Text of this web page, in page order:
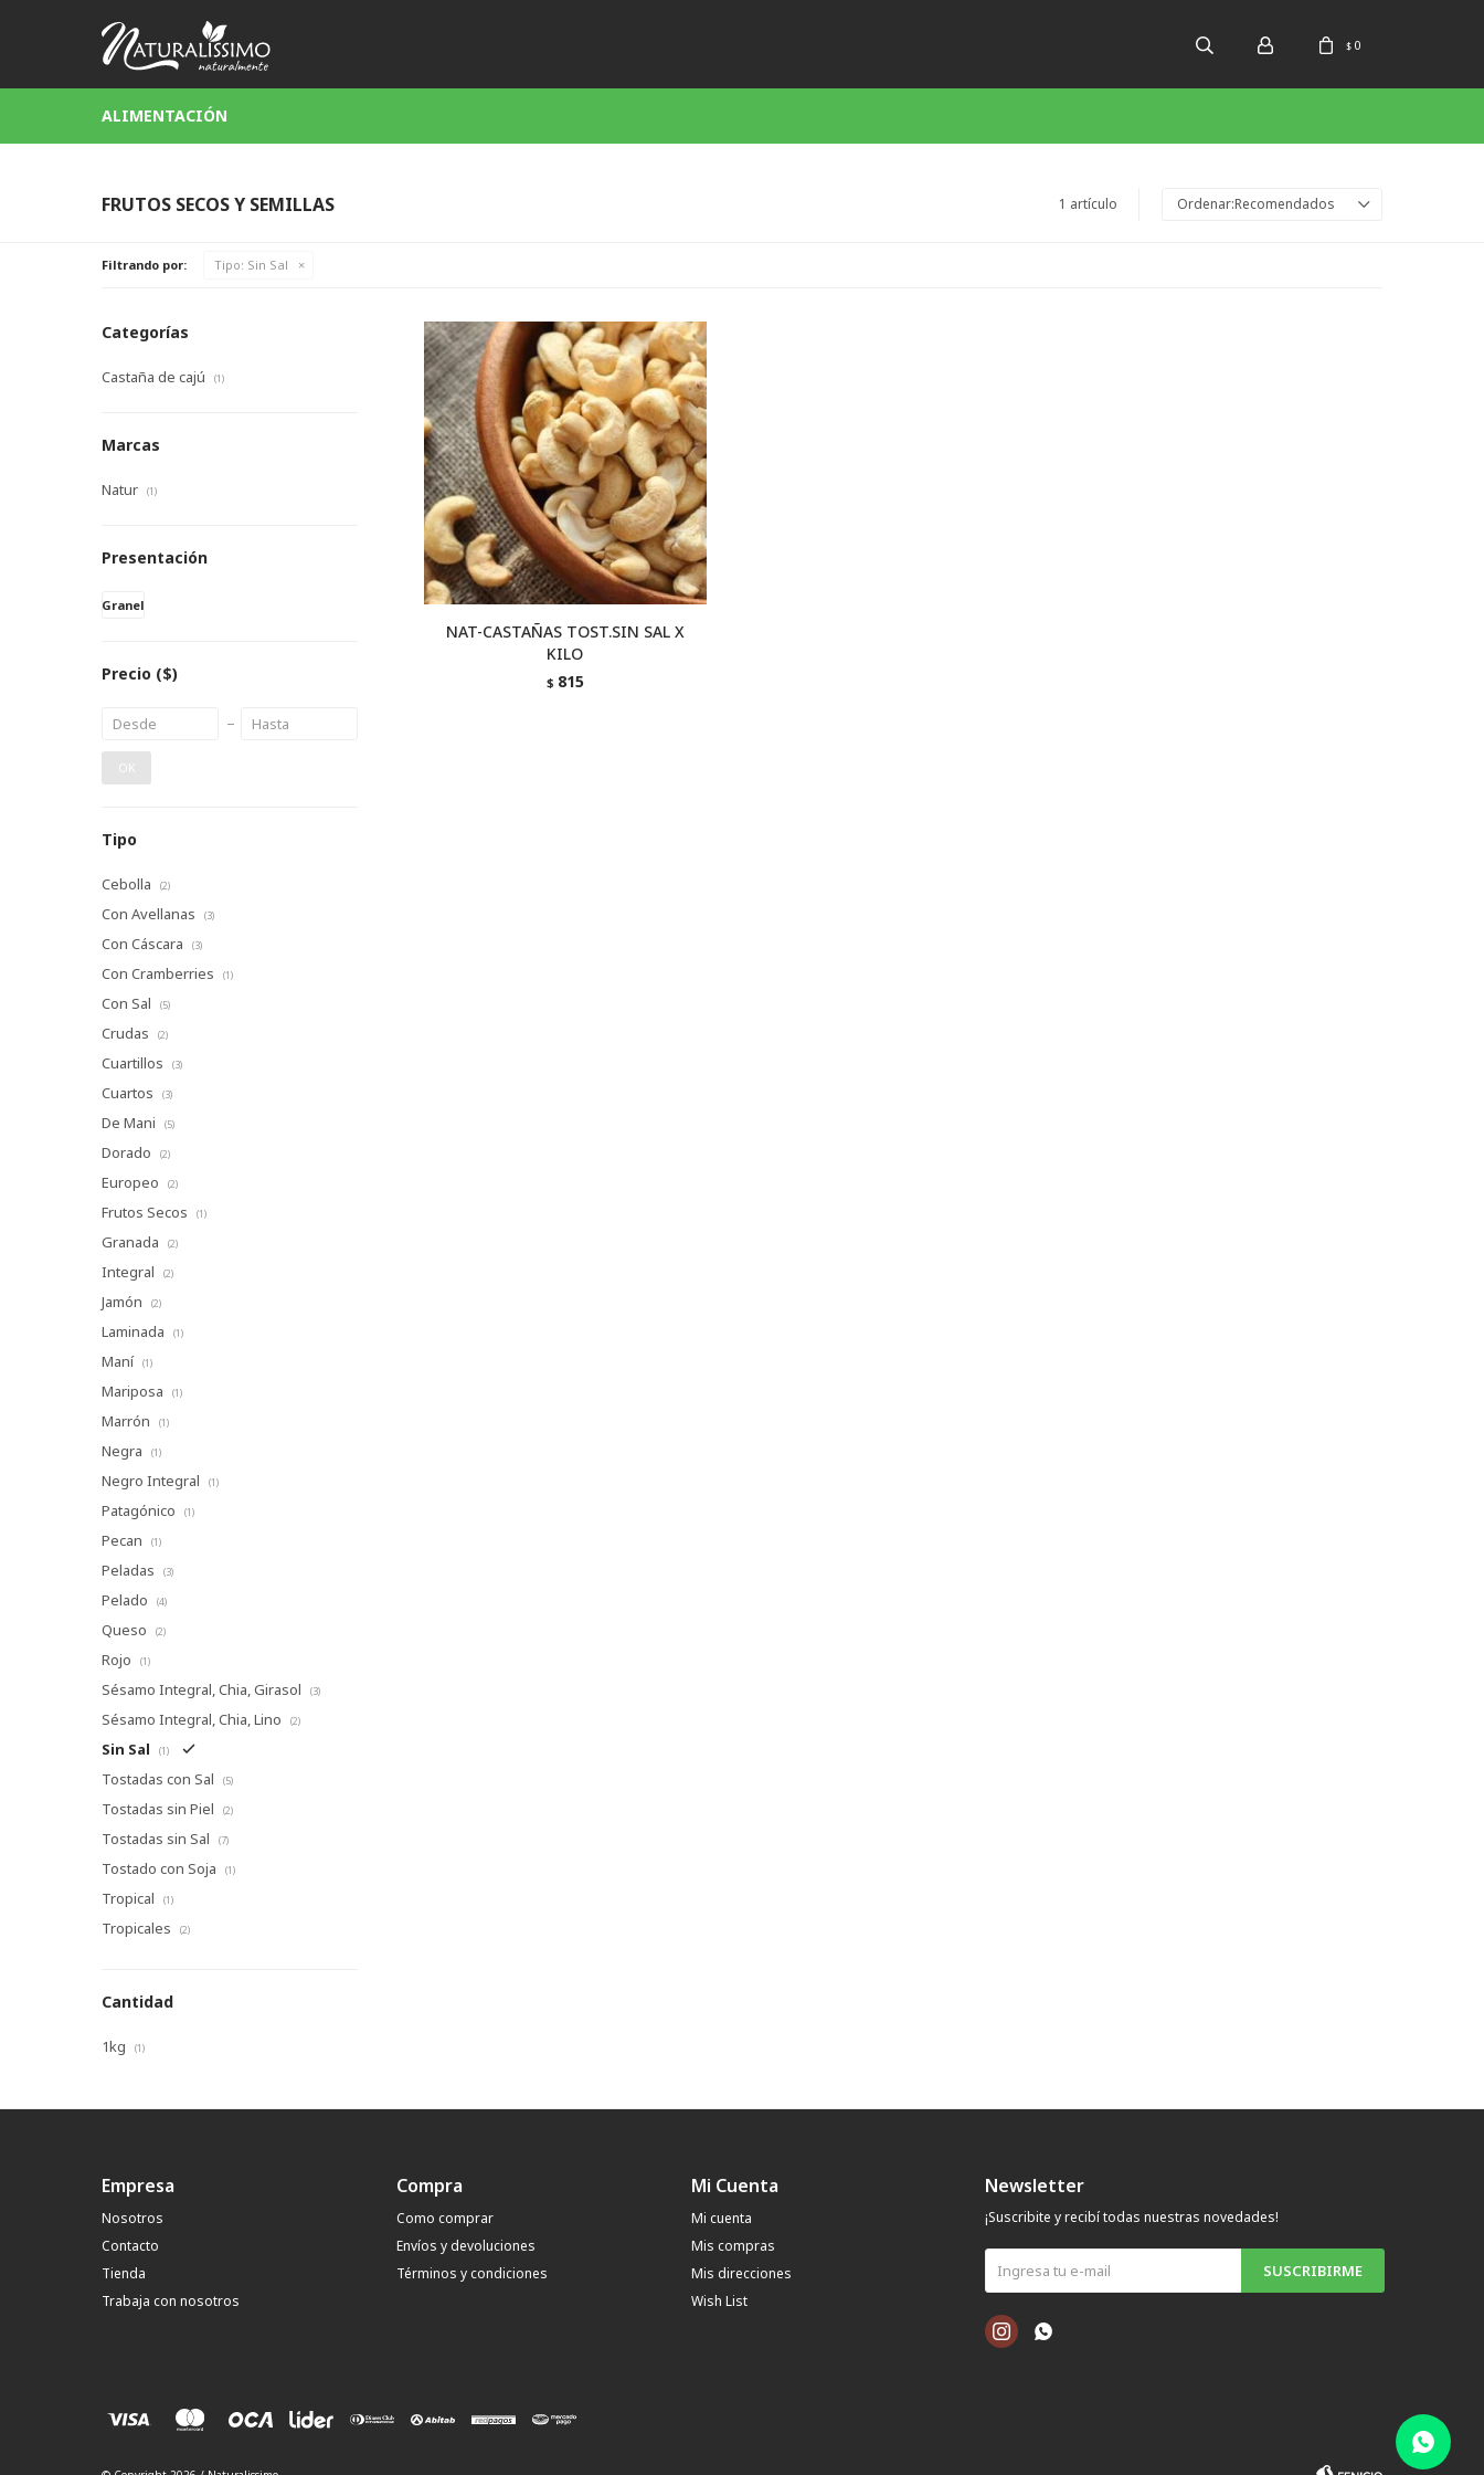
ALIMENTACIÓN
$ 0
FRUTOS SECOS Y SEMILLAS 1 artículo Recomendados
Filtrando por: Tipo: Sin Sal
NAT-CASTAÑAS TOST.SIN SAL X
KILO
$ 815
Categorías
Castaña de cajú (1)
Marcas
Natur (1)
Presentación
Granel
Precio ($)
OK
Tipo
Cebolla (2)
Con Avellanas (3)
Con Cáscara (3)
Con Cramberries (1)
Con Sal (5)
Crudas (2)
Cuartillos (3)
Cuartos (3)
De Mani (5)
Dorado (2)
Europeo (2)
Frutos Secos (1)
Granada (2)
Integral (2)
Jamón (2)
Laminada (1)
Maní (1)
Mariposa (1)
Marrón (1)
Negra (1)
Negro Integral (1)
Patagónico (1)
Pecan (1)
Peladas (3)
Pelado (4)
Queso (2)
Rojo (1)
Sésamo Integral, Chia, Girasol (3)
Sésamo Integral, Chia, Lino (2)
Sin Sal (1)
Tostadas con Sal (5)
Tostadas sin Piel (2)
Tostadas sin Sal (7)
Tostado con Soja (1)
Tropical (1)
Tropicales (2)
Cantidad
1kg (1)
Empresa
Nosotros
Contacto
Tienda
Trabaja con nosotros
Compra
Como comprar
Envíos y devoluciones
Términos y condiciones
Mi Cuenta
Mi cuenta
Mis compras
Mis direcciones
Wish List
Newsletter
¡Suscribite y recibí todas nuestras novedades!
SUSCRIBIRME
 